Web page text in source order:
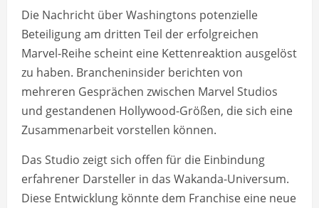
Die Nachricht über Washingtons potenzielle
Beteiligung am dritten Teil der erfolgreichen
Marvel-Reihe scheint eine Kettenreaktion ausgelöst
zu haben. Brancheninsider berichten von
mehreren Gesprächen zwischen Marvel Studios
und gestandenen Hollywood-Größen, die sich eine
Zusammenarbeit vorstellen können.
Das Studio zeigt sich offen für die Einbindung
erfahrener Darsteller in das Wakanda-Universum.
Diese Entwicklung könnte dem Franchise eine neue